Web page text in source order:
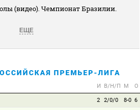
(видео). Чемпионат Бразилии.
ЕЩЕ
ПРЕМЬЕР-ЛИГА
И В/Н/П М О
2 2/0/0 8-0 6